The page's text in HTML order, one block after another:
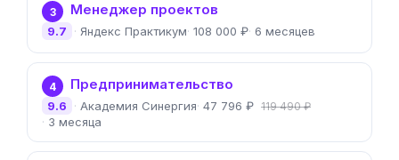
3 Менеджер проектов
Яндекс Практикум 108 000 ₽ 6 месяцев
9.7
4 Предпринимательство
Академия Синергия 47 796 ₽ 119 490 ₽
3 месяца
9.6